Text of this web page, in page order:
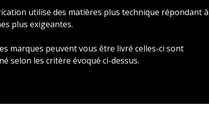
utilise des matières plus technique répondant à
plus exigeantes.
marques peuvent vous être livré celles-ci sont
selon les critère évoqué ci-dessus.